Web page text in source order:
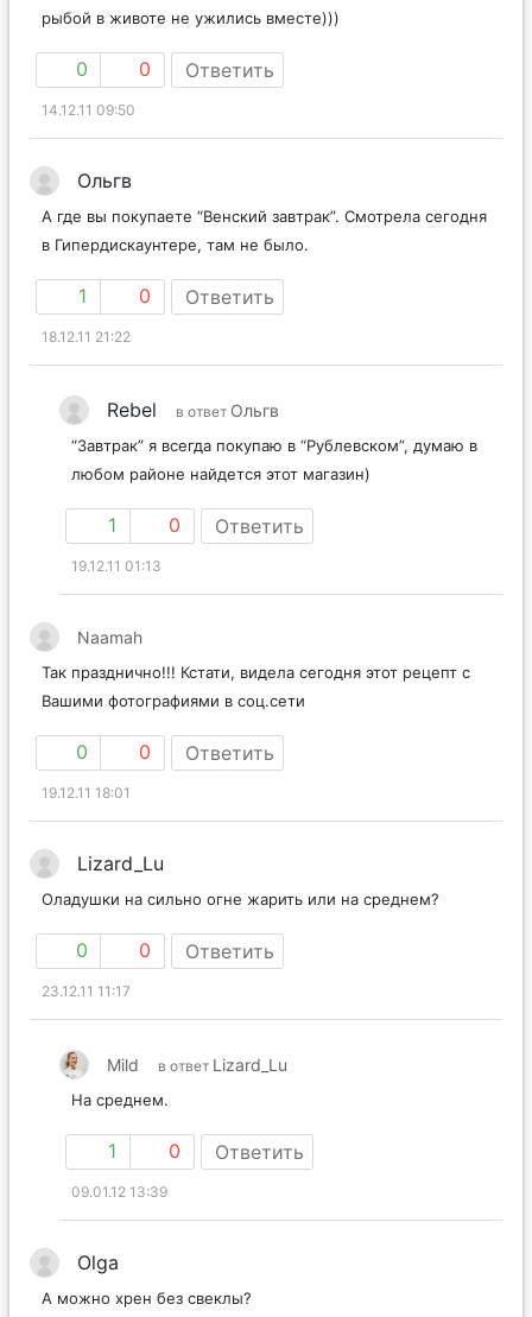
рыбой в животе не ужились вместе)))
0 0 Ответить
14.12.11 09:50
Ольгв
А где вы покупаете “Венский завтрак”. Смотрела сегодня
в Гипердискаунтере, там не было.
1 0 Ответить
18.12.11 21:22
Rebel в ответ Ольгв
“Завтрак” я всегда покупаю в “Рублевском”, думаю в
любом районе найдется этот магазин)
1 0 Ответить
19.12.11 01:13
Naamah
Так празднично!!! Кстати, видела сегодня этот рецепт с
Вашими фотографиями в соц.сети
0 0 Ответить
19.12.11 18:01
Lizard_Lu
Оладушки на сильно огне жарить или на среднем?
0 0 Ответить
23.12.11 11:17
Mild в ответ Lizard_Lu
На среднем.
1 0 Ответить
09.01.12 13:39
Olga
А можно хрен без свеклы?